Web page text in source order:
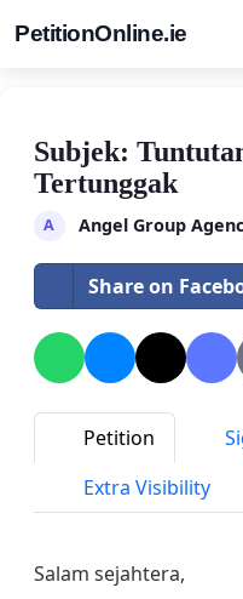
PetitionOnline.ie
Subjek:
Tertunggak
A Angel Group
Share on
Petition
Extra Visibility
Salam sejahtera,